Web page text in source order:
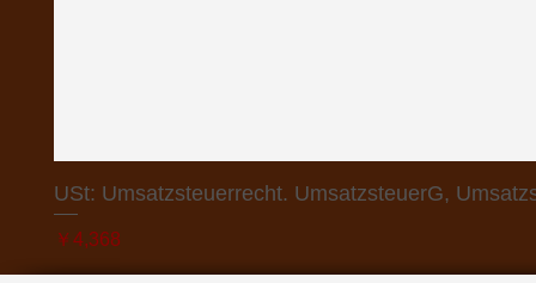
USt: Umsatzsteuerrecht. UmsatzsteuerG,
価格
￥4,368